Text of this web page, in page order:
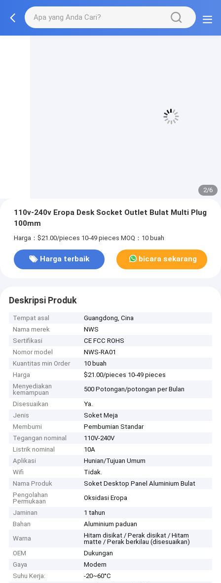
3/6
110v-240v Eropa Desk Socket Outlet Bulat Multi Plug
100mm
Harga：$21.00/pieces 10-49 pieces MOQ：10 buah
Harga terbaik bicara sekarang
Deskripsi Produk
Tempat asal
Guangdong, Cina
Nama merek
NWS
Sertifikasi
CE FCC ROHS
Nomor model
NWS-RA01
Kuantitas min Order
10 buah
Harga
$21.00/pieces 10-49 pieces
Menyediakan
kemampuan
500 Potongan/potongan per Bulan
Disesuaikan
Ya.
Jenis
Soket Meja
Membumi
Pembumian Standar
Tegangan nominal
110V-240V
Listrik nominal
10A
Aplikasi
Hunian/Tujuan Umum
Wifi
Tidak.
Nama Produk
Soket Desktop Panel Aluminium Bulat
Pengolahan
Permukaan
Oksidasi Eropa
Jaminan
1 tahun
Bahan
Aluminium paduan
Warna
Hitam disikat / Perak disikat / Hitam
matte / Perak berkilau (disesuaikan)
OEM
Dukungan
Gaya
Modern
Suhu Kerja:
-20~60°C